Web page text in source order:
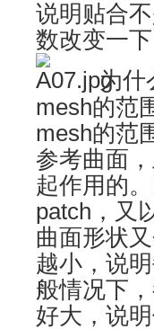
说明贴合
数改变一
为什
mesh的范
mesh的范
参考曲面
起作用的
patch ，又
曲面形状
越小，说
般情况下
好大，说